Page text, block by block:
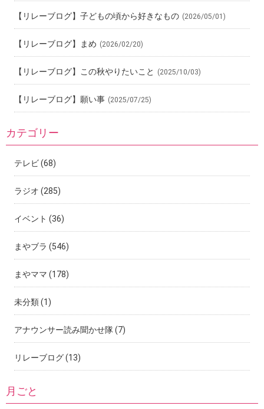
【リレーブログ】子どもの頃から好きなもの (2026/05/01)
【リレーブログ】まめ (2026/02/20)
【リレーブログ】この秋やりたいこと (2025/10/03)
【リレーブログ】願い事 (2025/07/25)
カテゴリー
テレビ(68)
ラジオ (285)
イベント (36)
まやブラ (546)
まやママ (178)
未分類(1)
アナウンサー読み聞かせ隊(7)
リレーブログ(13)
月ごと